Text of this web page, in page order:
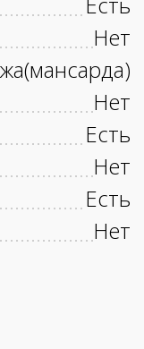
Нет
Нет
Есть
Нет
Есть
Нет